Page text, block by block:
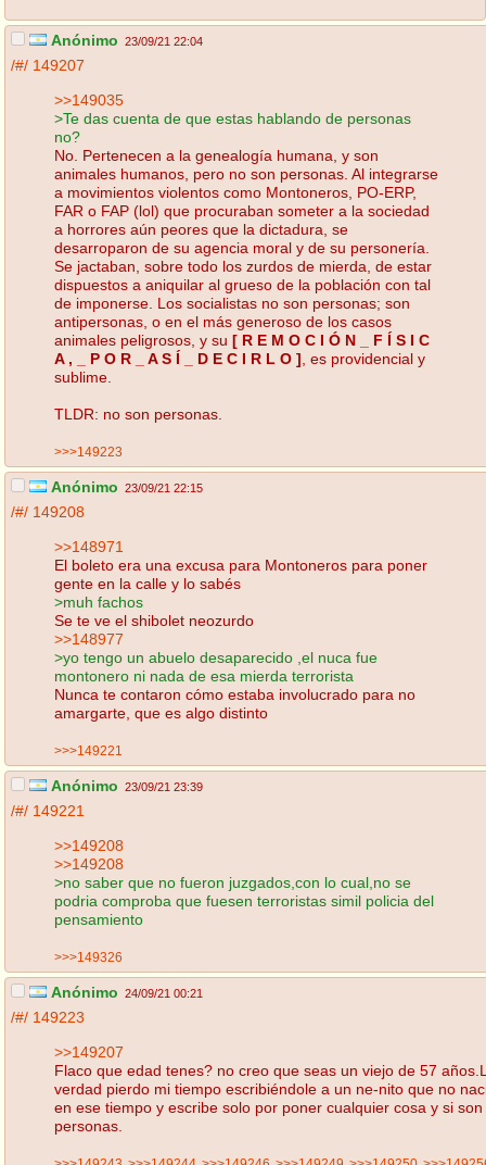
Anónimo 23/09/21 22:04
/#/ 149207
>>149035
>Te das cuenta de que estas hablando de personas
no?
No. Pertenecen a la genealogía humana, y son
animales humanos, pero no son personas. Al integrarse
a movimientos violentos como Montoneros, PO-ERP,
FAR o FAP (lol) que procuraban someter a la sociedad
a horrores aún peores que la dictadura, se
desarroparon de su agencia moral y de su personería.
Se jactaban, sobre todo los zurdos de mierda, de estar
dispuestos a aniquilar al grueso de la población con tal
de imponerse. Los socialistas no son personas; son
antipersonas, o en el más generoso de los casos
animales peligrosos, y su [ R E M O C I Ó N _ F Í S I C
A , _ P O R _ A S Í _ D E C I R L O ] , es providencial y
sublime.
TLDR: no son personas.
>>>149223
Anónimo 23/09/21 22:15
/#/ 149208
>>148971
El boleto era una excusa para Montoneros para poner
gente en la calle y lo sabés
>muh fachos
Se te ve el shibolet neozurdo
>>148977
>yo tengo un abuelo desaparecido ,el nuca fue
montonero ni nada de esa mierda terrorista
Nunca te contaron cómo estaba involucrado para no
amargarte, que es algo distinto
>>>149221
Anónimo 23/09/21 23:39
/#/ 149221
>>149208
>>149208
>no saber que no fueron juzgados,con lo cual,no se
podria comproba que fuesen terroristas simil policia del
pensamiento
>>>149326
Anónimo 24/09/21 00:21
/#/ 149223
>>149207
Flaco que edad tenes? no creo que seas un viejo de 57
verdad pierdo mi tiempo escribiéndole a un ne-nito que no
en ese tiempo y escribe solo por poner cualquier cosa y si son
personas.